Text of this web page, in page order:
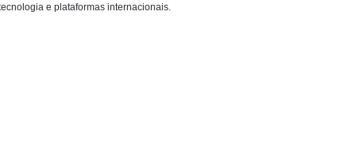
e plataformas internacionais.